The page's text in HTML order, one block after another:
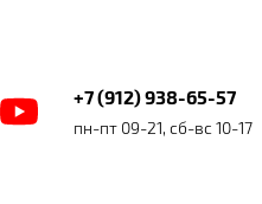
+7 (912) 938-65-57
пн-пт 09-21, сб-вс 10-17